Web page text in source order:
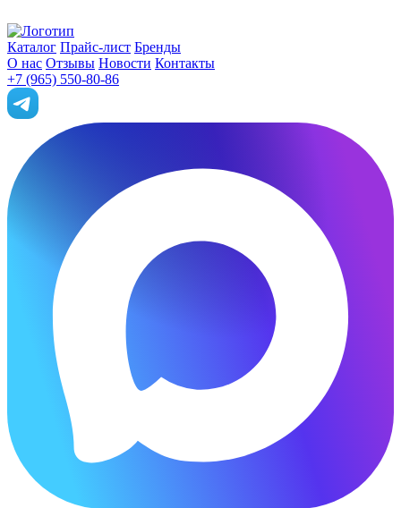
Каталог Прайс-лист Бренды
О нас Отзывы Новости Контакты
+7 (965) 550-80-86